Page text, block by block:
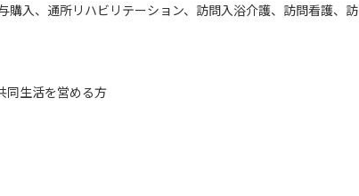
入、通所リハビリテーション、訪問入浴介護、訪問看護、訪
同生活を営める方